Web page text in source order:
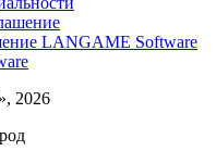
LANGAME Software
2026